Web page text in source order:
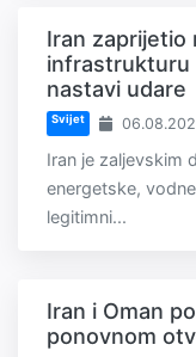
Iran zaprijetio
infrastrukturu
nastavi udare
Svijet
Iran je zaljevskim
energetske,
legitimni...
Iran i Oman
ponovnom